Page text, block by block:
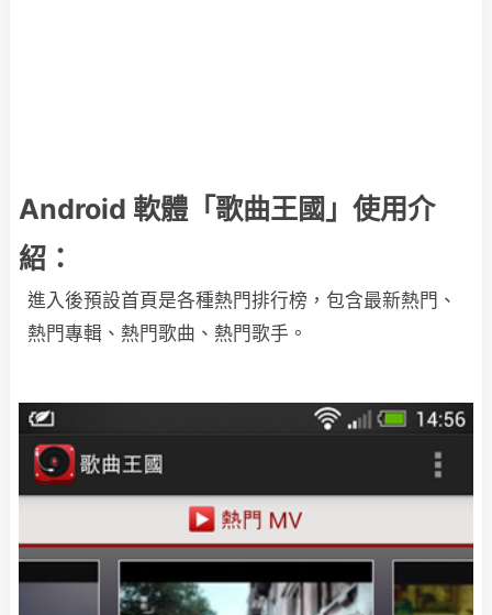
Android 軟體「歌曲王國」使用介
紹：
進入後預設首頁是各種熱門排行榜，包含最新熱門、
熱門專輯、熱門歌曲、熱門歌手。